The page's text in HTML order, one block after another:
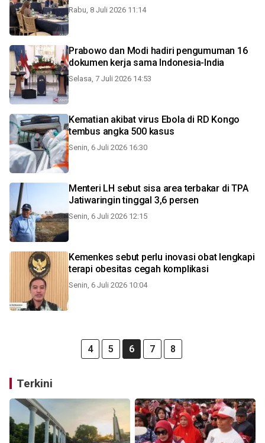
Rabu, 8 Juli 2026 11:14
Prabowo dan Modi hadiri pengumuman 16
dokumen kerja sama Indonesia-India
Selasa, 7 Juli 2026 14:53
Kematian akibat virus Ebola di RD Kongo
tembus angka 500 kasus
Senin, 6 Juli 2026 16:30
Menteri LH sebut sisa area terbakar di TPA
Jatiwaringin tinggal 3,6 persen
Senin, 6 Juli 2026 12:15
Kemenkes sebut perlu inovasi obat lengkapi
terapi obesitas cegah komplikasi
Senin, 6 Juli 2026 10:04
4 5 6 7 8
Terkini